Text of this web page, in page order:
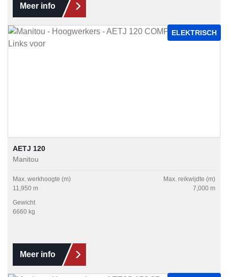
Meer info
ELEKTRISCH
AETJ 120
Manitou
Max. werkhoogte (m)
11,950 m
Max. reikwijdte (m)
7,000 m
Gewicht
6660 kg
Meer info